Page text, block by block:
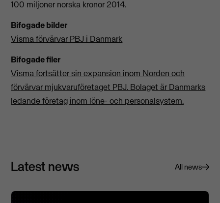
100 miljoner norska kronor 2014.
Bifogade bilder
Visma förvärvar PBJ i Danmark
Bifogade filer
Visma fortsätter sin expansion inom Norden och
förvärvar mjukvaruföretaget PBJ. Bolaget är Danmarks
ledande företag inom löne- och personalsystem.
Latest news All news